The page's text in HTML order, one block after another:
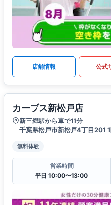
店舗情報 公式
カーブス新松戸店
新三郷駅から車で11分
千葉県松戸市新松戸4丁目201
無料体験
営業時間
平日 10:00〜13:00